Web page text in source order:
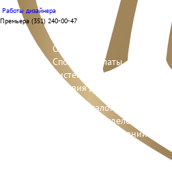
Работы дизайнера
Премьера (351) 240-00-47
Отзывы
Способы оплаты
Система лояльности
Условия доставки и возврата
Адреса салонов
Контакты отделов
Реквизиты компании